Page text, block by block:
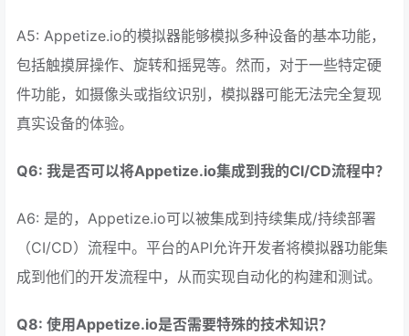
A5: Appetize.io的模拟器能够模拟多种设备的基本功能，
包括触摸屏操作、旋转和摇晃等。然而，对于一些特定硬
件功能，如摄像头或指纹识别，模拟器可能无法完全复现
真实设备的体验。
Q6: 我是否可以将Appetize.io集成到我的CI/CD流程中？
A6: 是的，Appetize.io可以被集成到持续集成/持续部署
（CI/CD）流程中。平台的API允许开发者将模拟器功能集
成到他们的开发流程中，从而实现自动化的构建和测试。
Q8: 使用Appetize.io是否需要特殊的技术知识？